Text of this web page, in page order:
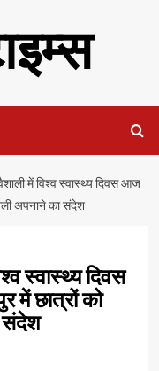
में विश्व स्वास्थ्य दिवस आज
अपनाने का संदेश
स्वास्थ्य दिवस
में छात्रों को
संदेश